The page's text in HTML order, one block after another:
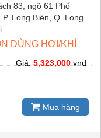
83, ngõ 61 Phố
Long Biên, Q. Long
DÙNG HƠI/KHÍ
Giá:5,323,000vnđ
Mua hàng